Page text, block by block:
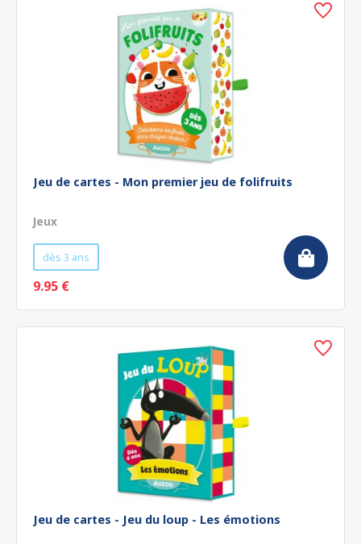
Jeu de cartes - Mon premier jeu de folifruits
Jeux
dès 3 ans
9.95 €
Jeu de cartes - Jeu du loup - Les émotions